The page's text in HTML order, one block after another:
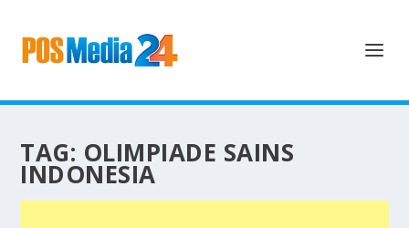
TAG: OLIMPIADE SAINS
INDONESIA